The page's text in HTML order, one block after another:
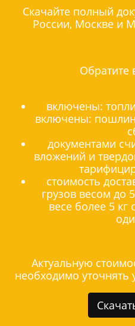
Скачайте полный
России, Москве и
Обратите
включены:
включены:
документами
вложений и
стоимость
грузов весом до
весе более 5
Актуальную
необходимо уточнять